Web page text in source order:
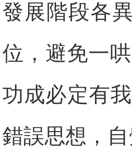
發展階段各
位，避免一
功成必定有
錯誤思想，